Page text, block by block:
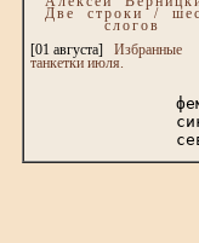
Две строки /
слогов
[01 августа] Избранные
танкетки июля.